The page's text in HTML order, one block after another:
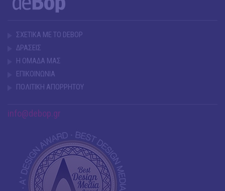
ΣΧΕΤΙΚΑ ΜΕ ΤΟ DEBOP
ΔΡΑΣΕΙΣ
Η ΟΜΑΔΑ ΜΑΣ
ΕΠΙΚΟΙΝΩΝΙΑ
ΠΟΛΙΤΙΚΗ ΑΠΟΡΡΗΤΟΥ
info@debop.gr